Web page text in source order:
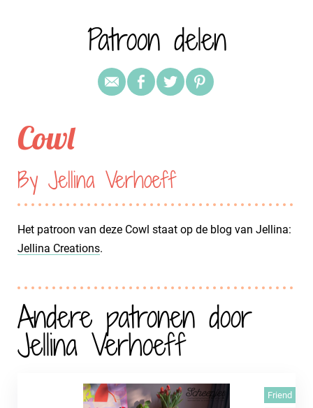
Patroon delen
Cowl
By Jellina Verhoeff
Het patroon van deze Cowl staat op de blog van Jellina:
Jellina Creations.
Andere patronen door
Jellina Verhoeff
Friend